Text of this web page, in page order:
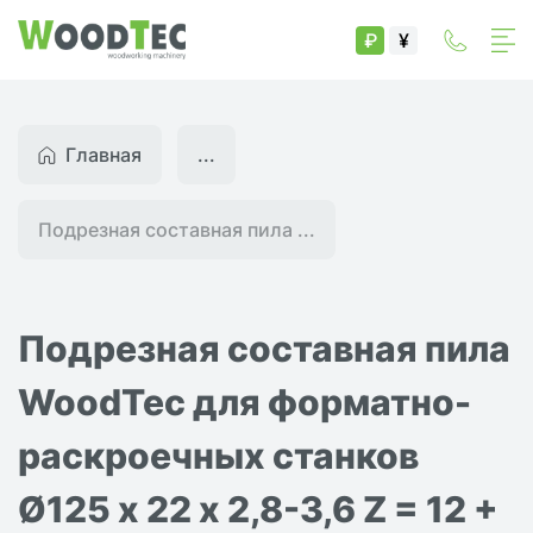
₽ ¥
Главная
Подрезная составная пила ...
...
Подрезная составная пила
WoodTec для форматно-
раскроечных станков
Ø125 х 22 x 2,8-3,6 Z = 12 +